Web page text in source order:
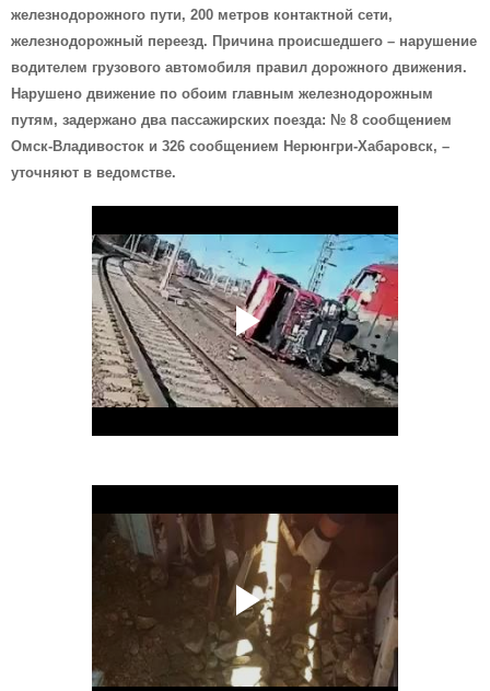
железнодорожного пути, 200 метров контактной сети,
железнодорожный переезд. Причина происшедшего – нарушение
водителем грузового автомобиля правил дорожного движения.
Нарушено движение по обоим главным железнодорожным
путям, задержано два пассажирских поезда: № 8 сообщением
Омск-Владивосток и 326 сообщением Нерюнгри-Хабаровск, –
уточняют в ведомстве.